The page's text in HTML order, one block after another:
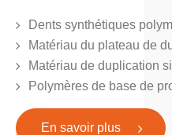
Dents synthétiques
Matériau du plateau de
Matériau de duplication
Polymères de base de
En savoir plus